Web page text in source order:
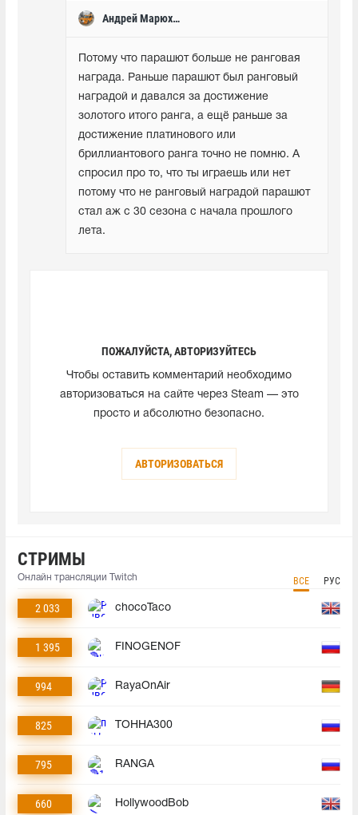
Андрей Марюхин
Потому что парашют больше не ранговая
награда. Раньше парашют был ранговый
наградой и давался за достижение
золотого итого ранга, а ещё раньше за
достижение платинового или
бриллиантового ранга точно не помню. А
спросил про то, что ты играешь или нет
потому что не ранговый наградой парашют
стал аж с 30 сезона с начала прошлого
лета.
ПОЖАЛУЙСТА, АВТОРИЗУЙТЕСЬ
Чтобы оставить комментарий необходимо
авторизоваться на сайте через Steam — это
просто и абсолютно безопасно.
АВТОРИЗОВАТЬСЯ
СТРИМЫ
Онлайн трансляции Twitch ВСЕ РУС
2 033 chocoTaco
1 395 FINOGENOF
994 RayaOnAir
825 TOHHA300
795 RANGA
660 HollywoodBob